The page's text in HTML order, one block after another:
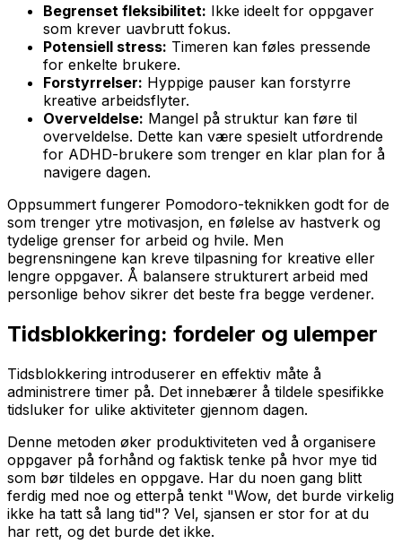
Begrenset fleksibilitet: Ikke ideelt for oppgaver
som krever uavbrutt fokus.
Potensiell stress: Timeren kan føles pressende
for enkelte brukere.
Forstyrrelser: Hyppige pauser kan forstyrre
kreative arbeidsflyter.
Overveldelse: Mangel på struktur kan føre til
overveldelse. Dette kan være spesielt utfordrende
for ADHD-brukere som trenger en klar plan for å
navigere dagen.
Oppsummert fungerer Pomodoro-teknikken godt for de
som trenger ytre motivasjon, en følelse av hastverk og
tydelige grenser for arbeid og hvile. Men
begrensningene kan kreve tilpasning for kreative eller
lengre oppgaver. Å balansere strukturert arbeid med
personlige behov sikrer det beste fra begge verdener.
Tidsblokkering: fordeler og ulemper
Tidsblokkering introduserer en effektiv måte å
administrere timer på. Det innebærer å tildele spesifikke
tidsluker for ulike aktiviteter gjennom dagen.
Denne metoden øker produktiviteten ved å organisere
oppgaver på forhånd og faktisk tenke på hvor mye tid
som bør tildeles en oppgave. Har du noen gang blitt
ferdig med noe og etterpå tenkt "Wow, det burde virkelig
ikke ha tatt så lang tid"? Vel, sjansen er stor for at du
har rett, og det burde det ikke.